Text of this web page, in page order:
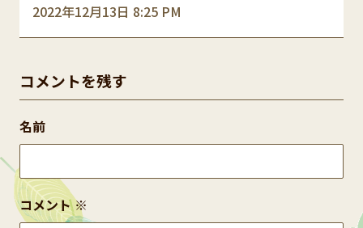
2022年12月13日 8:25 PM
コメントを残す
コメント※
名前